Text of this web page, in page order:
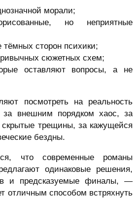
морали;
но неприятные
тёмных сторон психики;
сюжетных схем;
оставляют вопросы, а не
посмотреть на реальность
внешним порядком хаос, за
трещины, за кажущейся
бездны.
что современные романы
одинаковые решения,
и предсказуемые финалы, —
отличным способом встряхнуть